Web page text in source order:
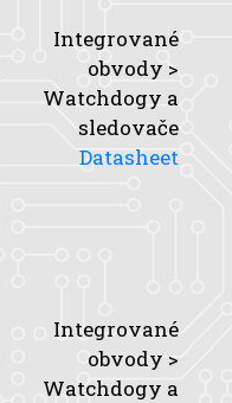
Integrované
obvody >
Watchdogy a
sledovače
Datasheet
Integrované
obvody >
Watchdogy a